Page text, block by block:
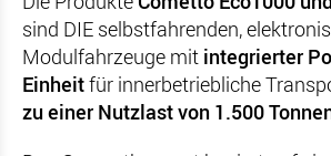
sind DIE selbstfahrenden,
Modulfahrzeuge mit integrierter
Einheitfür innerbetriebliche
zu einer Nutzlast von 1.500